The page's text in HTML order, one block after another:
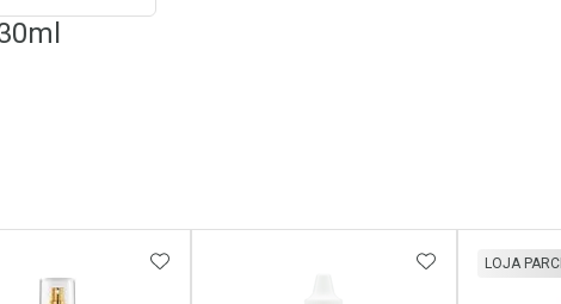
FAVORITOSADICIONAR AOS FAVORITOSADICIONAR
LOJA